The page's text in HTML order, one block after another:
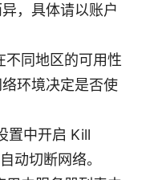
，具体请以账户
不同地区的可用性
环境决定是否使
置中开启 Kill
动切断网络。